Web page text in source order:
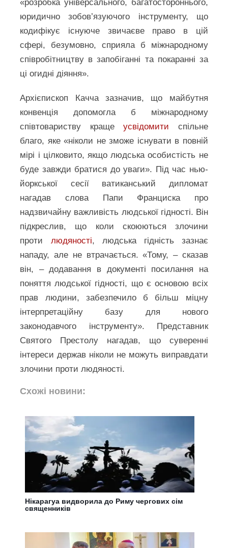
«розробка універсального, багатостороннього,
юридично зобов’язуючого інструменту, що
кодифікує існуюче звичаєве право в цій
сфері, безумовно, сприяла б міжнародному
співробітництву в запобіганні та покаранні за
ці огидні діяння».
Архієпископ Качча зазначив, що майбутня
конвенція допомогла б міжнародному
співтовариству кращеусвідомити спільне
благо, яке «ніколи не зможе існувати в повній
мірі і цілковито, якщо людська особистість не
буде завжди братися до уваги». Під час нью-
йоркської сесії ватиканський дипломат
нагадав слова Папи Франциска про
надзвичайну важливість людської гідності. Він
підкреслив, що коли скоюються злочини
проти людяності, людська гідність зазнає
нападу, але не втрачається. «Тому, – сказав
він, – додавання в документі посилання на
поняття людської гідності, що є основою всіх
прав людини, забезпечило б більш міцну
інтерпретаційну базу для нового
законодавчого інструменту». Представник
Святого Престолу нагадав, що суверенні
інтереси держав ніколи не можуть виправдати
злочини проти людяності.
Схожі новини:
Нікарагуа видворила до Риму чергових сім
священників